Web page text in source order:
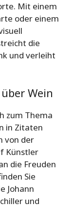
Mit einem
oder einem
die
und verleiht
Wein
zum Thema
in Zitaten
von der
Künstler
die Freuden
Sie
Johann
und